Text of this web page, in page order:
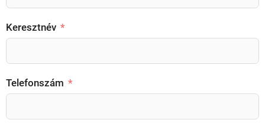
Keresztnév
Telefonszám